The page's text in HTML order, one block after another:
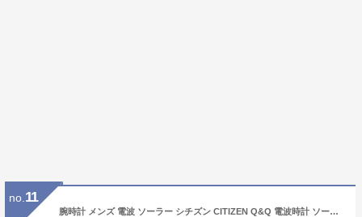
no. 11
腕時計 メンズ 電波 ソーラー シチズン CITIZEN Q&Q 電波時計 ソーラー 電波 ウォッチ 10気圧防水 ラバーベルト ギフト プレゼント 男性用 デジタル アナログ アナデジ デジアナ MD06-305 315 335